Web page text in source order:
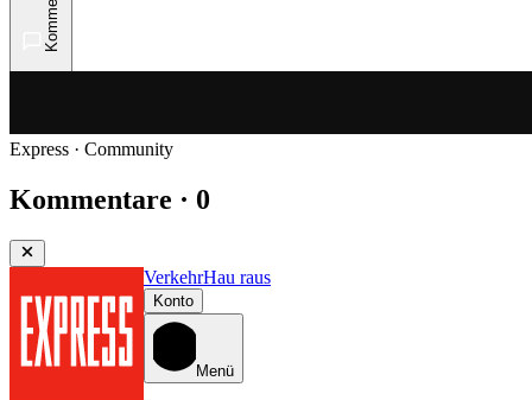
Express · Community
Kommentare · 0
VerkehrHau raus
Konto
Menü